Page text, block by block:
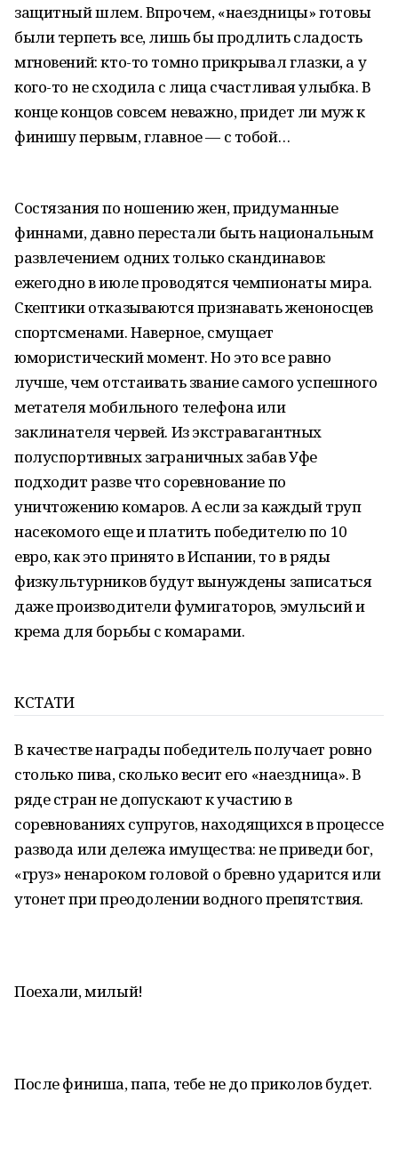
защитный шлем. Впрочем, «наездницы» готовы
были терпеть все, лишь бы продлить сладость
мгновений: кто-то томно прикрывал глазки, а у
кого-то не сходила с лица счастливая улыбка. В
конце концов совсем неважно, придет ли муж к
финишу первым, главное — с тобой…
Состязания по ношению жен, придуманные
финнами, давно перестали быть национальным
развлечением одних только скандинавов:
ежегодно в июле проводятся чемпионаты мира.
Скептики отказываются признавать женоносцев
спортсменами. Наверное, смущает
юмористический момент. Но это все равно
лучше, чем отстаивать звание самого успешного
метателя мобильного телефона или
заклинателя червей. Из экстравагантных
полуспортивных заграничных забав Уфе
подходит разве что соревнование по
уничтожению комаров. А если за каждый труп
насекомого еще и платить победителю по 10
евро, как это принято в Испании, то в ряды
физкультурников будут вынуждены записаться
даже производители фумигаторов, эмульсий и
крема для борьбы с комарами.
КСТАТИ
В качестве награды победитель получает ровно
столько пива, сколько весит его «наездница». В
ряде стран не допускают к участию в
соревнованиях супругов, находящихся в процессе
развода или дележа имущества: не приведи бог,
«груз» ненароком головой о бревно ударится или
утонет при преодолении водного препятствия.
Поехали, милый!
После финиша, папа, тебе не до приколов будет.